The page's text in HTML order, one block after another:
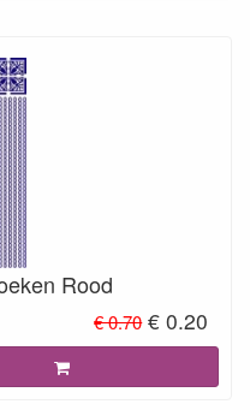
Rood
€ 0.70 € 0.20